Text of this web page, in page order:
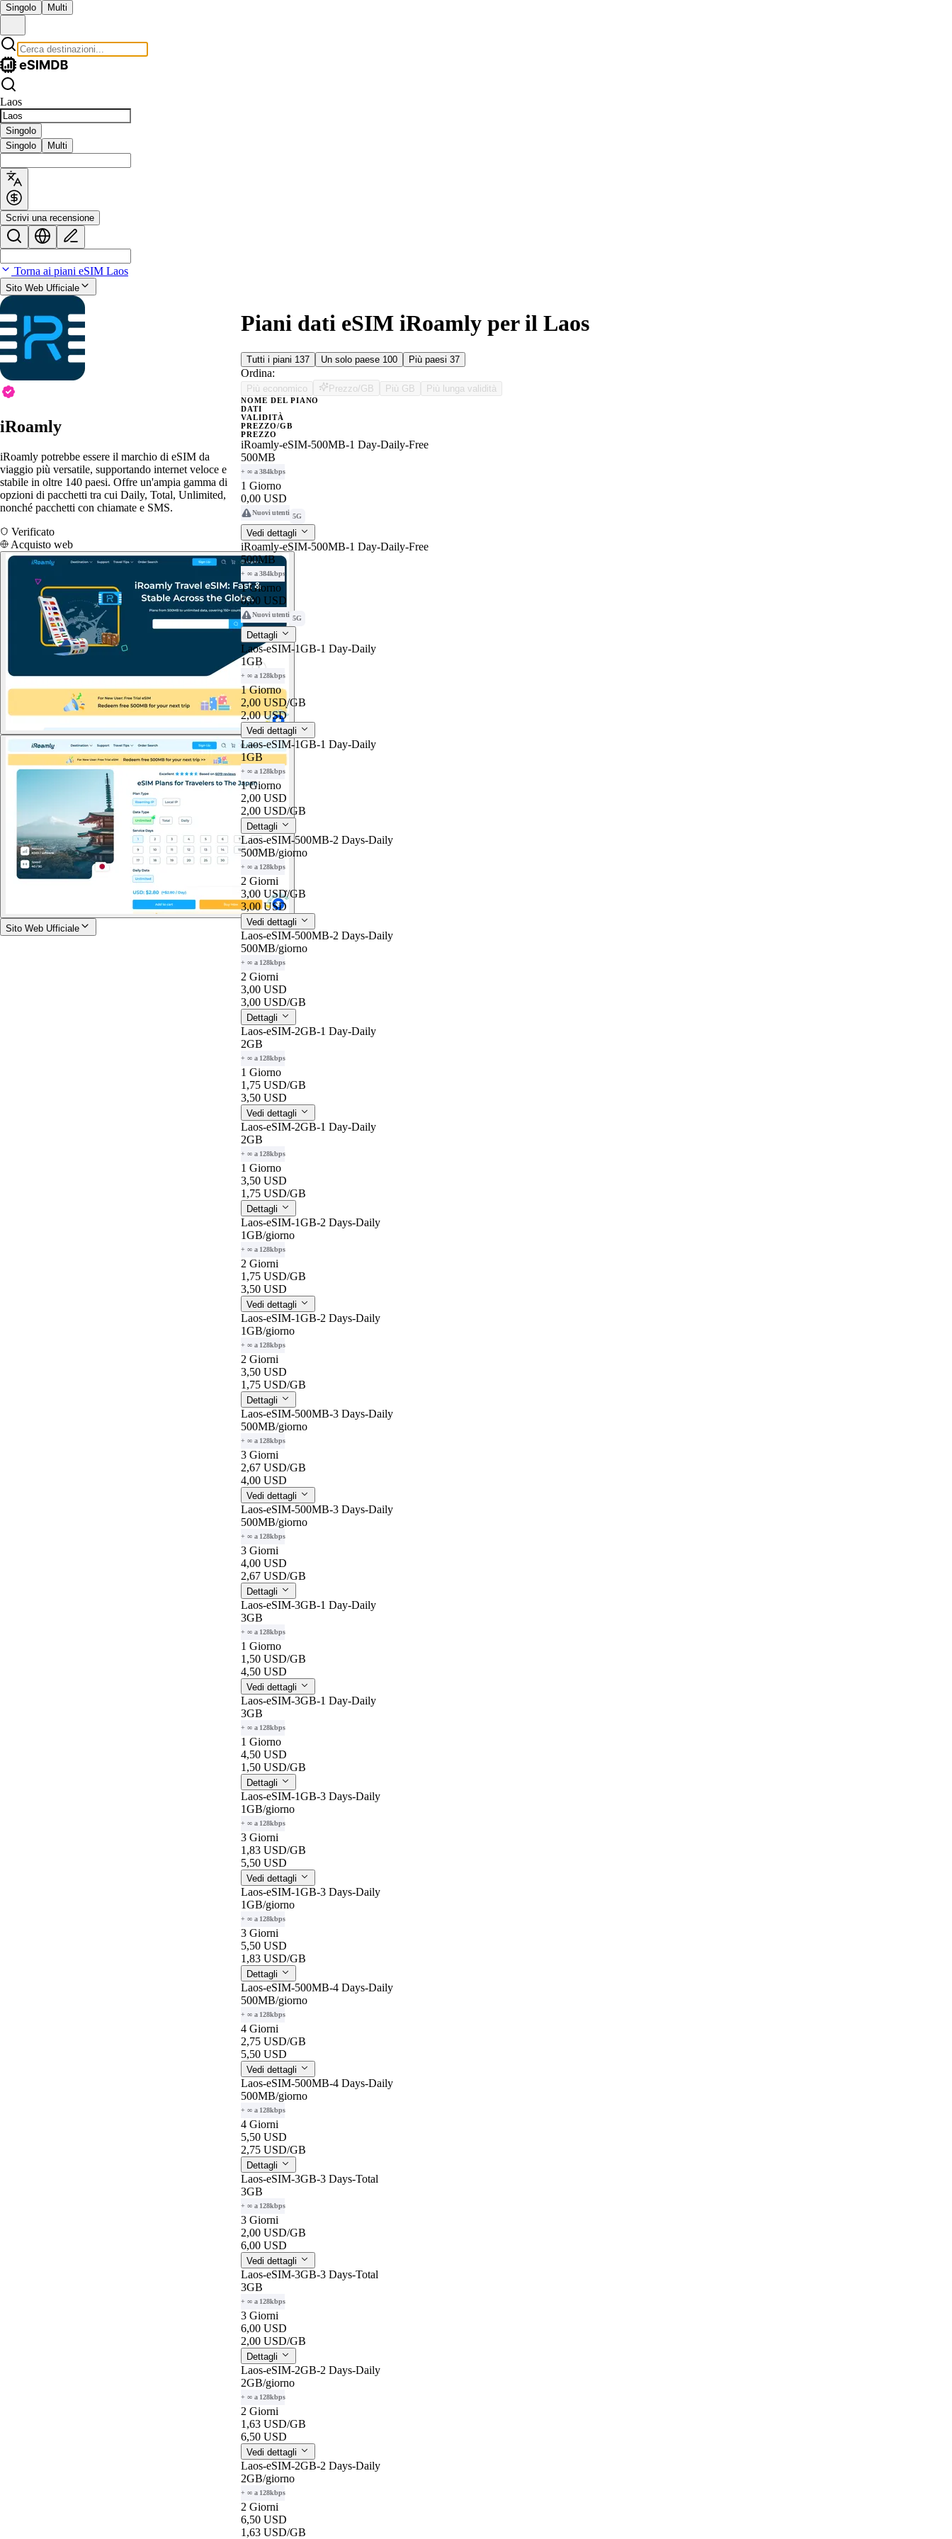
Singolo Multi
Laos
Singolo
Singolo
Multi
Scrivi una recensione
Torna ai piani eSIM Laos
Sito Web Ufficiale
iRoamly
iRoamly potrebbe essere il marchio di eSIM da
viaggio più versatile, supportando internet veloce e
stabile in oltre 140 paesi. Offre un'ampia gamma di
opzioni di pacchetti tra cui Daily, Total, Unlimited,
nonché pacchetti con chiamate e SMS.
Verificato
Acquisto web
Sito Web Ufficiale
Piani dati eSIM iRoamly per il Laos
Tutti i piani 137 Un solo paese 100 Più paesi 37
Ordina:
Più economico Prezzo/GB Più GB Più lunga validità
NOME DEL PIANO
DATI
VALIDITÀ
PREZZO/GB
PREZZO
iRoamly-eSIM-500MB-1 Day-Daily-Free
500MB
+ ∞ a 384kbps
1 Giorno
0,00 USD
Nuovi utenti 5G
Vedi dettagli
iRoamly-eSIM-500MB-1 Day-Daily-Free
500MB
+ ∞ a 384kbps
1 Giorno
0,00 USD
Nuovi utenti 5G
Dettagli
Laos-eSIM-1GB-1 Day-Daily
1GB
+ ∞ a 128kbps
1 Giorno
2,00 USD/GB
2,00 USD
Vedi dettagli
Laos-eSIM-1GB-1 Day-Daily
1GB
+ ∞ a 128kbps
1 Giorno
2,00 USD
2,00 USD/GB
Dettagli
Laos-eSIM-500MB-2 Days-Daily
500MB/giorno
+ ∞ a 128kbps
2 Giorni
3,00 USD/GB
3,00 USD
Vedi dettagli
Laos-eSIM-500MB-2 Days-Daily
500MB/giorno
+ ∞ a 128kbps
2 Giorni
3,00 USD
3,00 USD/GB
Dettagli
Laos-eSIM-2GB-1 Day-Daily
2GB
+ ∞ a 128kbps
1 Giorno
1,75 USD/GB
3,50 USD
Vedi dettagli
Laos-eSIM-2GB-1 Day-Daily
2GB
+ ∞ a 128kbps
1 Giorno
3,50 USD
1,75 USD/GB
Dettagli
Laos-eSIM-1GB-2 Days-Daily
1GB/giorno
+ ∞ a 128kbps
2 Giorni
1,75 USD/GB
3,50 USD
Vedi dettagli
Laos-eSIM-1GB-2 Days-Daily
1GB/giorno
+ ∞ a 128kbps
2 Giorni
3,50 USD
1,75 USD/GB
Dettagli
Laos-eSIM-500MB-3 Days-Daily
500MB/giorno
+ ∞ a 128kbps
3 Giorni
2,67 USD/GB
4,00 USD
Vedi dettagli
Laos-eSIM-500MB-3 Days-Daily
500MB/giorno
+ ∞ a 128kbps
3 Giorni
4,00 USD
2,67 USD/GB
Dettagli
Laos-eSIM-3GB-1 Day-Daily
3GB
+ ∞ a 128kbps
1 Giorno
1,50 USD/GB
4,50 USD
Vedi dettagli
Laos-eSIM-3GB-1 Day-Daily
3GB
+ ∞ a 128kbps
1 Giorno
4,50 USD
1,50 USD/GB
Dettagli
Laos-eSIM-1GB-3 Days-Daily
1GB/giorno
+ ∞ a 128kbps
3 Giorni
1,83 USD/GB
5,50 USD
Vedi dettagli
Laos-eSIM-1GB-3 Days-Daily
1GB/giorno
+ ∞ a 128kbps
3 Giorni
5,50 USD
1,83 USD/GB
Dettagli
Laos-eSIM-500MB-4 Days-Daily
500MB/giorno
+ ∞ a 128kbps
4 Giorni
2,75 USD/GB
5,50 USD
Vedi dettagli
Laos-eSIM-500MB-4 Days-Daily
500MB/giorno
+ ∞ a 128kbps
4 Giorni
5,50 USD
2,75 USD/GB
Dettagli
Laos-eSIM-3GB-3 Days-Total
3GB
+ ∞ a 128kbps
3 Giorni
2,00 USD/GB
6,00 USD
Vedi dettagli
Laos-eSIM-3GB-3 Days-Total
3GB
+ ∞ a 128kbps
3 Giorni
6,00 USD
2,00 USD/GB
Dettagli
Laos-eSIM-2GB-2 Days-Daily
2GB/giorno
+ ∞ a 128kbps
2 Giorni
1,63 USD/GB
6,50 USD
Vedi dettagli
Laos-eSIM-2GB-2 Days-Daily
2GB/giorno
+ ∞ a 128kbps
2 Giorni
6,50 USD
1,63 USD/GB